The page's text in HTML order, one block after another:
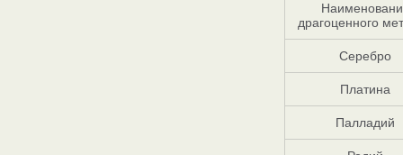
драгоценного
Серебро
Платина
Палладий